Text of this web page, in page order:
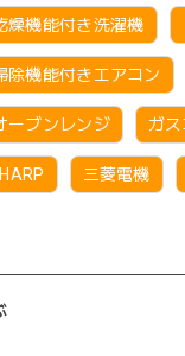
燥機能付き洗濯機
除機能付きエアコン
ーブンレンジ ガス
三菱電機